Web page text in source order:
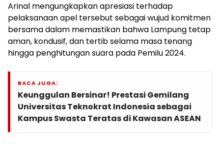
Arinal mengungkapkan apresiasi terhadap
pelaksanaan apel tersebut sebagai wujud komitmen
bersama dalam memastikan bahwa Lampung tetap
aman, kondusif, dan tertib selama masa tenang
hingga penghitungan suara pada Pemilu 2024.
BACA JUGA:
Keunggulan Bersinar! Prestasi Gemilang
Universitas Teknokrat Indonesia sebagai
Kampus Swasta Teratas di Kawasan ASEAN